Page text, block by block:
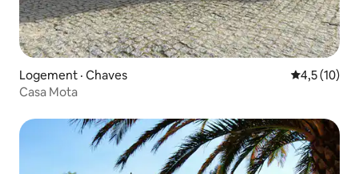
Logement · Chaves Note
4,5 (10)
Casa Mota